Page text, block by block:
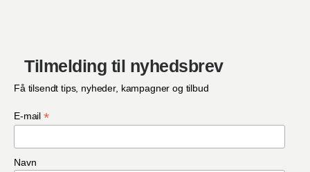
Tilmelding til nyhedsbrev
Få tilsendt tips, nyheder, kampagner og tilbud
E-mail *
Navn